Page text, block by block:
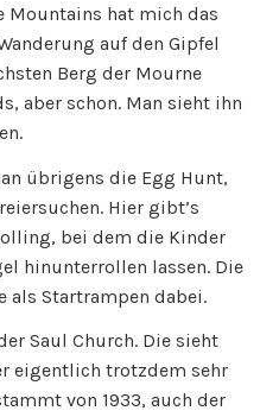
Mountains hat mich das
auf den Gipfel
Berg der Mourne
aber schon. Man sieht ihn
übrigens die Egg Hunt,
Hier gibt’s
bei dem die Kinder
hinunterrollen lassen. Die
als Startrampen dabei.
Saul Church. Die sieht
eigentlich trotzdem sehr
von 1933, auch der